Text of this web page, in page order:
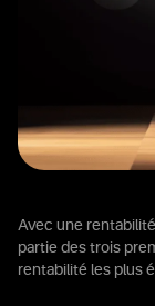
Avec une
partie des trois
rentabilité les plus